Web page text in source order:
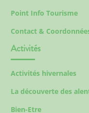
Point Info Tourisme
Contact &
Activités
Activités hivernales
La découverte des
Bien-Etre